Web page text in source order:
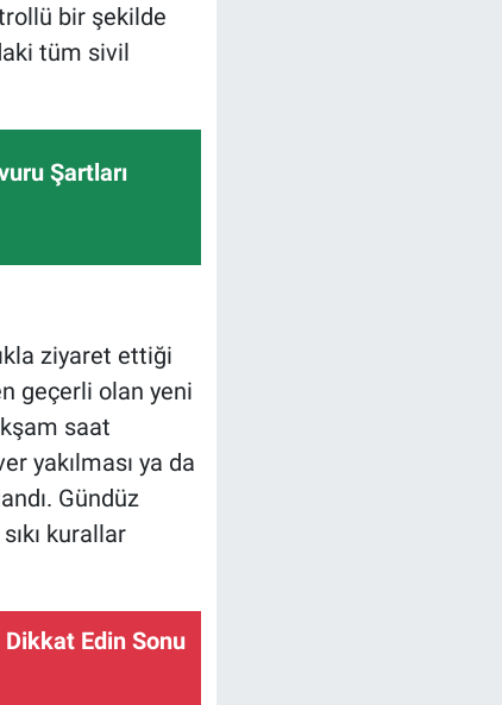
bir şekilde
tüm sivil
Şartları
ziyaret ettiği
geçerli olan yeni
saat
yakılması ya da
Gündüz
kurallar
Dikkat Edin Sonu